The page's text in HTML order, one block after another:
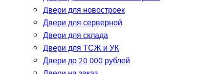
Двери для новостроек
Двери для серверной
Двери для склада
Двери для ТСЖ и УК
Двери до 20 000 рублей